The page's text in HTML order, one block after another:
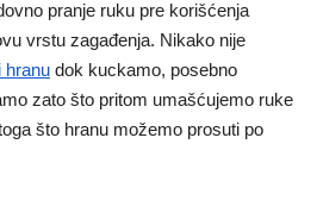
pranje ruku pre korišćenja
vrstu zagađenja. Nikako nije
hranu dok kuckamo, posebno
zato što pritom umašćujemo ruke
što hranu možemo prosuti po